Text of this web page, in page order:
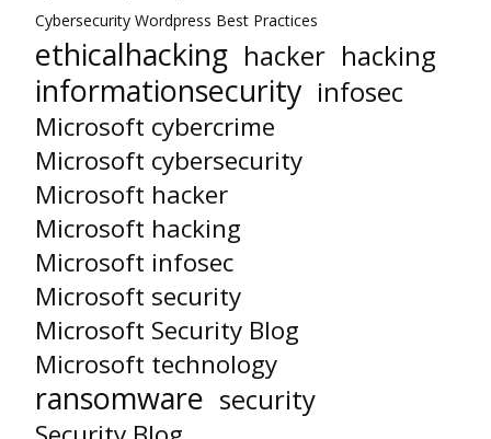
Cybersecurity Wordpress Best Practices
ethicalhacking hacker hacking
informationsecurity infosec
Microsoft cybercrime
Microsoft cybersecurity
Microsoft hacker
Microsoft hacking
Microsoft infosec
Microsoft security
Microsoft Security Blog
Microsoft technology
ransomware security